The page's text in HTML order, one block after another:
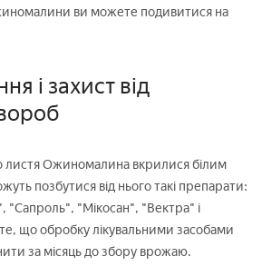
ви можете подивитися на
і захист від
Ожиномалина вкрилися білим
позбутися від нього такі препарати:
"Сапроль", "Мікосан", "Вектра" і
що обробку лікувальними засобами
за місяць до збору врожаю.